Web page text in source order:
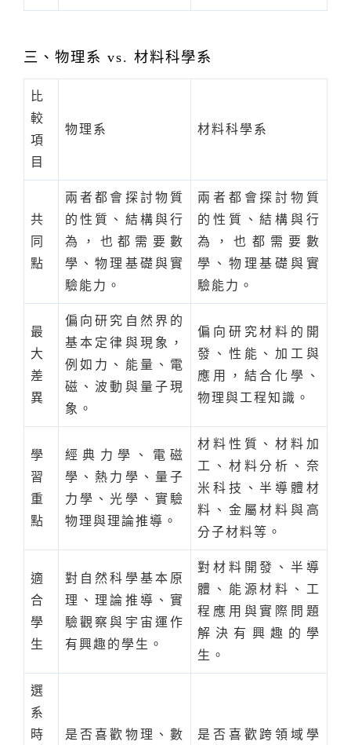
三、物理系 vs. 材料科學系
比
較
項
目
物理系 材料科學系
共
同
點
兩者都會探討物質
的性質、結構與行
為，也都需要數
學、物理基礎與實
驗能力。
兩者都會探討物質
的性質、結構與行
為，也都需要數
學、物理基礎與實
驗能力。
最
大
差
異
偏向研究自然界的
基本定律與現象，
例如力、能量、電
磁、波動與量子現
象。
偏向研究材料的開
發、性能、加工與
應用，結合化學、
物理與工程知識。
學
習
重
點
經典力學、電磁
學、熱力學、量子
力學、光學、實驗
物理與理論推導。
材料性質、材料加
工、材料分析、奈
米科技、半導體材
料、金屬材料與高
分子材料等。
適
合
學
生
對自然科學基本原
理、理論推導、實
驗觀察與宇宙運作
有興趣的學生。
對材料開發、半導
體、能源材料、工
程應用與實際問題
解決有興趣的學
生。
選
系
時
是否喜歡物理、數
是否喜歡跨領域學